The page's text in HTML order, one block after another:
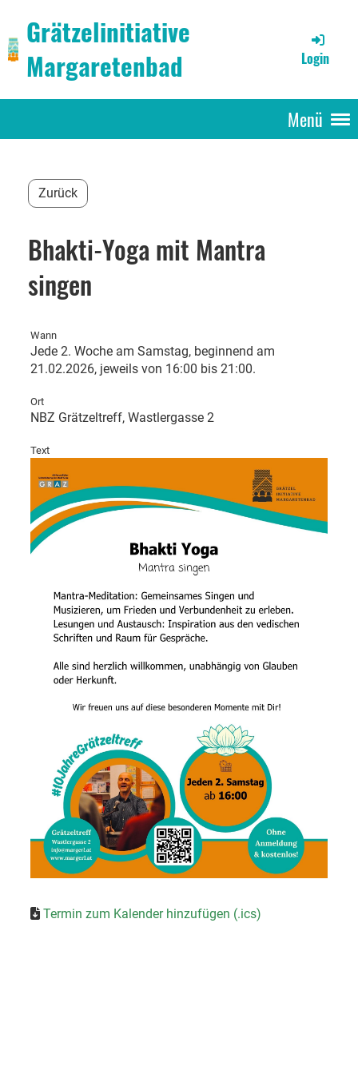
Grätzelinitiative
Margaretenbad
Login
Menü
Zurück
Bhakti-Yoga mit Mantra
singen
Wann
Jede 2. Woche am Samstag, beginnend am
21.02.2026, jeweils von 16:00 bis 21:00.
Ort
NBZ Grätzeltreff, Wastlergasse 2
Text
Termin zum Kalender hinzufügen (.ics)